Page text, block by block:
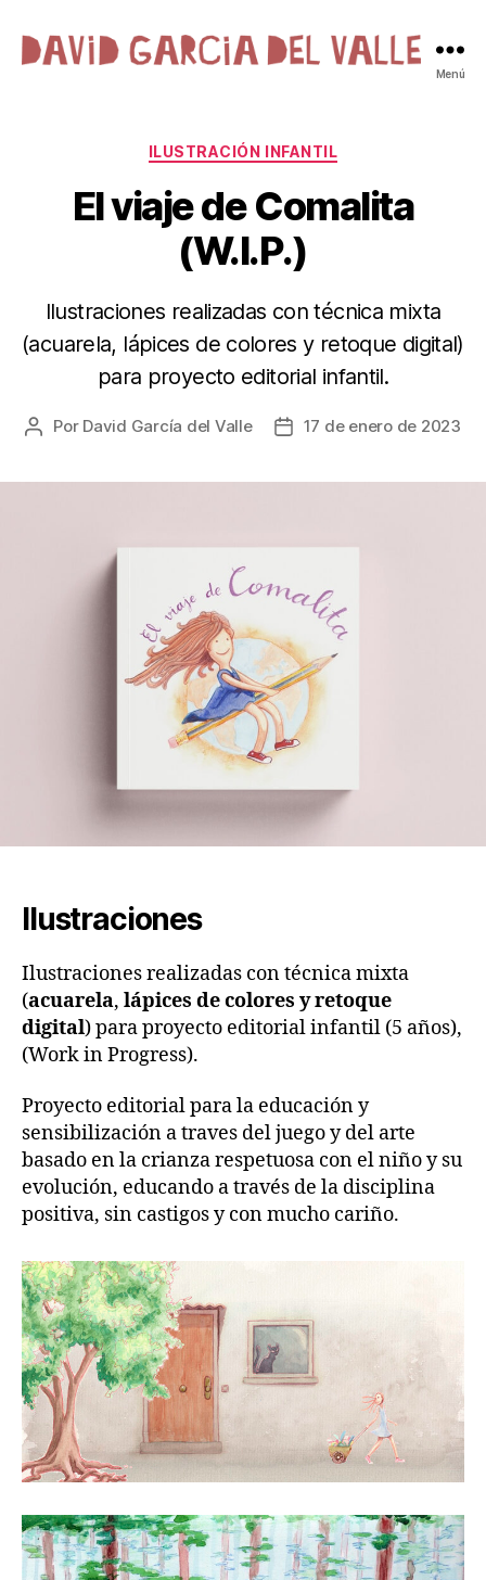
Ilustración
Menú
Categorías
ILUSTRACIÓN INFANTIL
El viaje de Comalita
(W.I.P.)
Ilustraciones realizadas con técnica mixta
(acuarela, lápices de colores y retoque digital)
para proyecto editorial infantil.
Autor
Por David García del Valle
Fecha17 de enero de 2023
Ilustraciones
Ilustraciones realizadas con técnica mixta
(acuarela, lápices de colores y retoque
digital) para proyecto editorial infantil (5 años),
(Work in Progress).
Proyecto editorial para la educación y
sensibilización a traves del juego y del arte
basado en la crianza respetuosa con el niño y su
evolución, educando a través de la disciplina
positiva, sin castigos y con mucho cariño.